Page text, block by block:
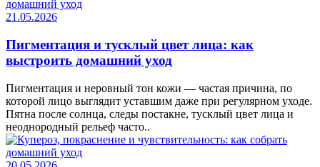
21.05.2026
Пигментация и тусклый цвет лица: как
выстроить домашний уход
Пигментация и неровный тон кожи — частая причина, по
которой лицо выглядит уставшим даже при регулярном уходе.
Пятна после солнца, следы постакне, тусклый цвет лица и
неоднородный рельеф часто..